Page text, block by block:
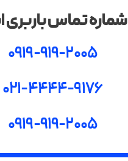
شماره تماس باربری
0919-919-2005
021-4444-9176
0919-919-2005